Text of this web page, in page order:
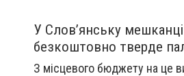
У Слов’янську
безкоштовно тверде
З місцевого бюджету на це